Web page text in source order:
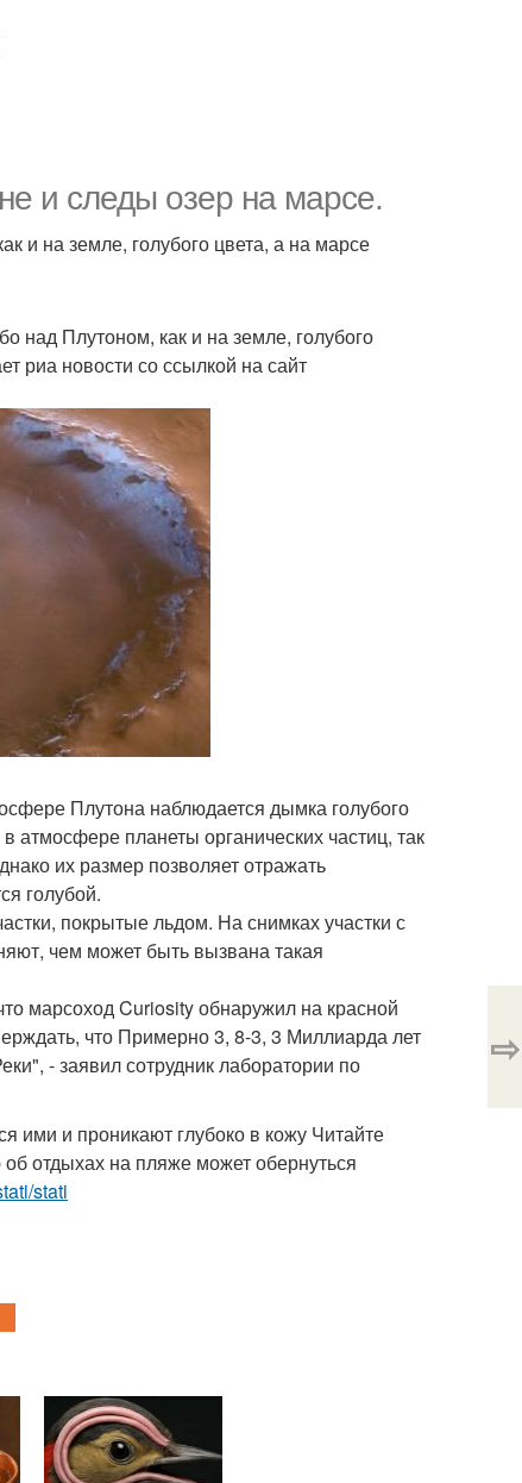
и следы озер на марсе.
и на земле, голубого цвета, а на марсе
над Плутоном, как и на земле, голубого
риа новости со ссылкой на сайт
Плутона наблюдается дымка голубого
атмосфере планеты органических частиц, так
их размер позволяет отражать
голубой.
покрытые льдом. На снимках участки с
чем может быть вызвана такая
марсоход Curiosity обнаружил на красной
что Примерно 3, 8-3, 3 Миллиарда лет
- заявил сотрудник лаборатории по
ими и проникают глубоко в кожу Читайте
отдыхах на пляже может обернуться
stati
⇨